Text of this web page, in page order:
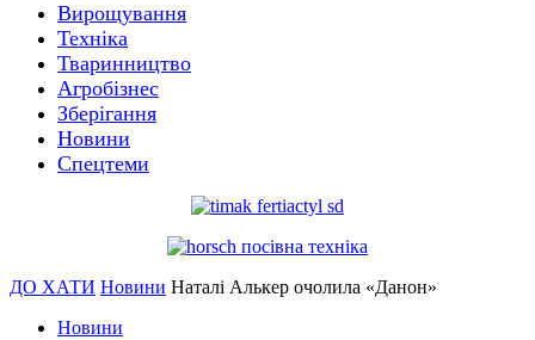
Вирощування
Техніка
Тваринництво
Агробізнес
Зберігання
Новини
Спецтеми
ДО ХАТИ Новини Наталі Алькер очолила «Данон»
Новини